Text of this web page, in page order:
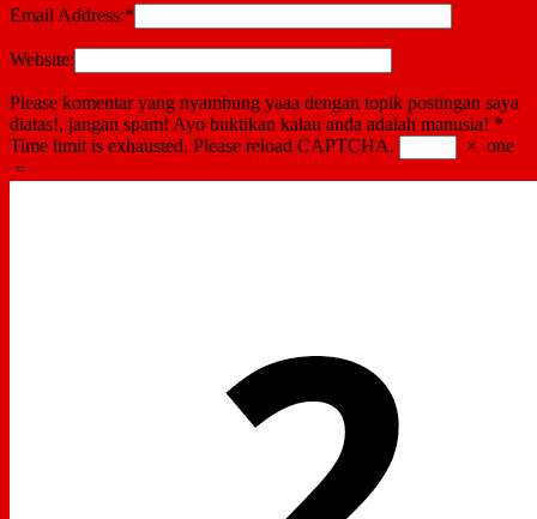
Email Address:*
Website:
Please komentar yang nyambung yaaa dengan topik postingan saya
diatas!, jangan spam! Ayo buktikan kalau anda adalah manusia! *
Time limit is exhausted. Please reload CAPTCHA.
× one
=